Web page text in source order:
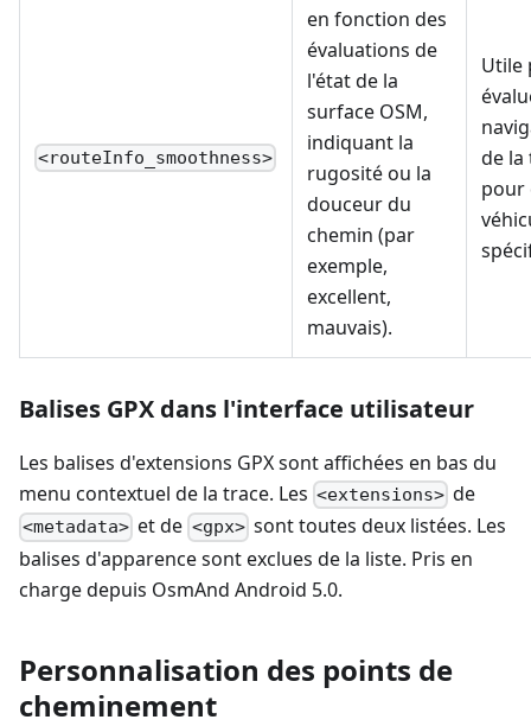
<routeInfo_smoothness>
en fonction des
évaluations de
l'état de la
surface OSM,
indiquant la
rugosité ou la
douceur du
chemin (par
exemple,
excellent,
mauvais).
Utile
de la
pour
Balises GPX dans l'interface utilisateur
Les balises d'extensions GPX sont affichées en bas du
menu contextuel de la trace. Les <extensions> de
<metadata> et de <gpx>sont toutes deux listées. Les
balises d'apparence sont exclues de la liste. Pris en
charge depuis OsmAnd Android 5.0.
Personnalisation des points de
cheminement